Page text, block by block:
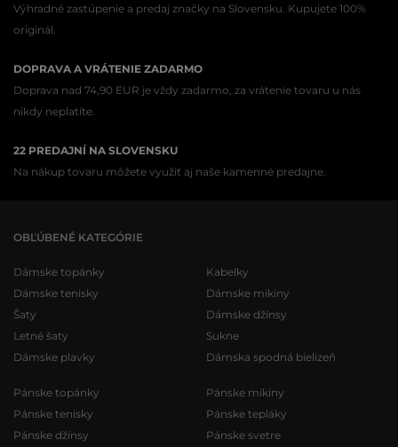
Výhradné zastúpenie a predaj značky na Slovensku. Kupujete 100%
originál.
DOPRAVA A VRÁTENIE ZADARMO
Doprava nad 74,90 EUR je vždy zadarmo, za vrátenie tovaru u nás
nikdy neplatíte.
22 PREDAJNÍ NA SLOVENSKU
Na nákup tovaru môžete využiť aj naše kamenné predajne.
OBĽÚBENÉ KATEGÓRIE
Dámske topánky
Dámske tenisky
Šaty
Letné šaty
Dámske plavky
Kabelky
Dámske mikiny
Dámske džínsy
Sukne
Dámska spodná bielizeň
Pánske topánky
Pánske tenisky
Pánske džínsy
Pánske mikiny
Pánske tepláky
Pánske svetre